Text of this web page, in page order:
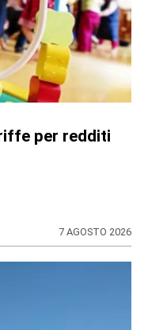
sul Pnrr: stop ai
in mora